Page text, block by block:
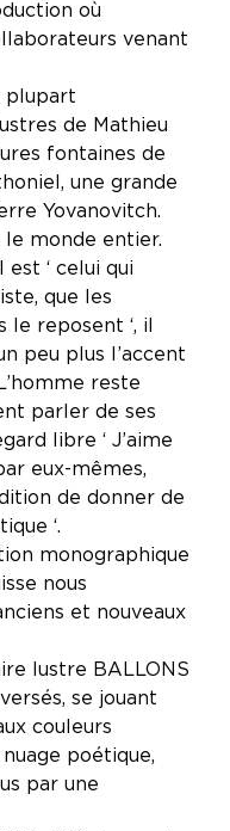
où
venant
plupart
de Mathieu
fontaines de
une grande
Yovanovitch.
le monde entier.
‘ celui qui
que les
reposent ‘, il
peu plus l’accent
reste
parler de ses
libre ‘ J’aime
eux-mêmes,
de donner de
‘.
monographique
nous
et nouveaux
lustre BALLONS
se jouant
couleurs
poétique,
par une